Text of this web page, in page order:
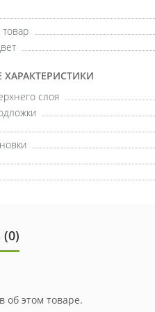
товар
слоя
об этом товаре.